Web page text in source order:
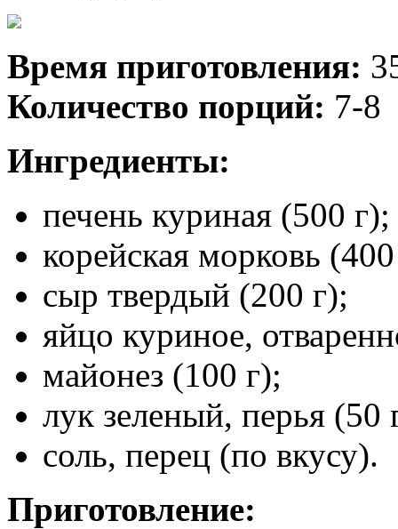
Время приготовления:
Количество порций: 7-8
Ингредиенты:
печень куриная (500 г);
корейская морковь
сыр твердый (200 г);
яйцо куриное,
майонез (100 г);
лук зеленый, перья (50
соль, перец (по вкусу).
Приготовление: